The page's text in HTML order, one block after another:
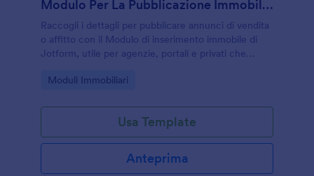
Modulo Per La Pubblicazione Immobiliare
Raccogli i dettagli per pubblicare annunci di vendita
o affitto con il Modulo di inserimento immobile di
Jotform, utile per agenzie, portali e privati che
Go to Category:
Moduli Immobiliari
Usa Template
Anteprima